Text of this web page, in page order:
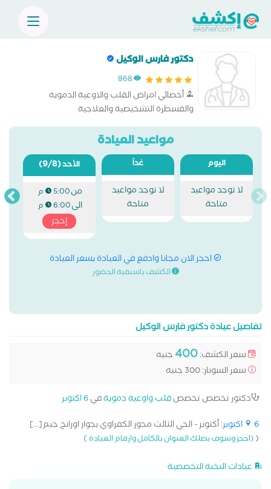
دكتور فارس الوكيل
868
أخصائي امراض القلب والاوعية الدموية
والقسطرة التشخيصية والعلاجية
مواعيد العيادة
اليوم
لا توجد مواعيد
متاحة
غداً
لا توجد مواعيد
متاحة
الأحد(9/8)
من5:00 م
الى6:00 م
إحجز
احجز الان مجانا وادفع في العيادة بسعر العيادة
الكشف باسبقية الحضور
تفاصيل عيادة دكتور فارس الوكيل
سعر الكشف:400 جنيه
سعر السونار: 300 جنيه
دكتور تخصص تخصصقلب واوعية دمويةفي6 اكتوبر
6 اكتوبر
: أكتوبر - الحي الثالث محور الكفراوي بجوار اورانج جيم[...]
((احجز وسوف يصلك العنوان بالكامل وارقام العيادة)
عيادات النخبة التخصصية